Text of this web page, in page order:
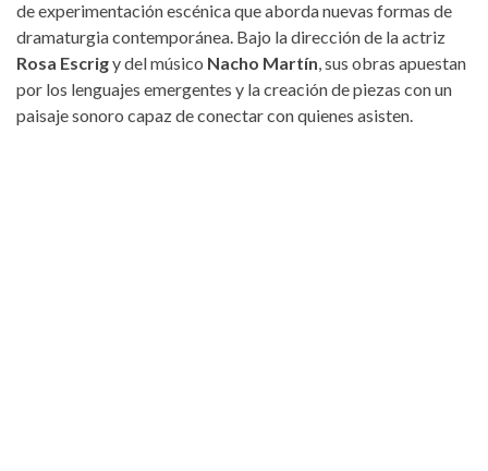
de experimentación escénica que aborda nuevas formas de
dramaturgia contemporánea. Bajo la dirección de la actriz
Rosa Escrigy del músico Nacho Martín, sus obras apuestan
por los lenguajes emergentes y la creación de piezas con un
paisaje sonoro capaz de conectar con quienes asisten.